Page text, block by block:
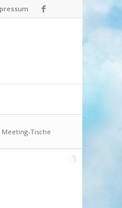
Meeting-Tische